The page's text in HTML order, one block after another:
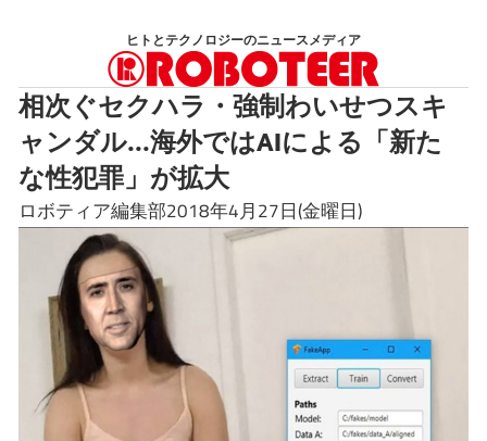
ン
ツ
へ
ス
キ
ヒトとテクノロジーのニュースメディア
相次ぐセクハラ・強制わいせつスキ
ャンダル...海外ではAIによる「新た
な性犯罪」が拡大
ロボティア編集部2018年4月27日(金曜日)